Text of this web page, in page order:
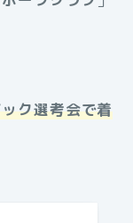
ク選考会で着